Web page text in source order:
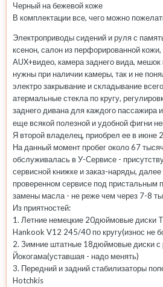
Черный на бежевой коже
В комплектации все, чего можно
Электроприводы сидений и руля с
ксенон, салон из перфорированной
AUX+видео, камера заднего вида, мешок
нужны при наличии камеры, так и не
электро закрывание и складывание
атермальные стекла по кругу,
заднего дивана для каждого пассажира
еще всякой полезной и удобной фигни
Я второй владелец, приобрел ее в июне
На данный момент пробег около 67
обслуживалась в У-Сервисе -
сервисной книжке и заказ-наряды,
проверенном сервисе под пристальным
замены масла - не реже чем через 7-8
Из приятностей:
1. Летние немецкие 20дюймовые диски
Hankook V12 245/40 по кругу(износ не
2. Зимние штатные 18дюймовые диски с
Йокогама(уставшая - надо менять)
3. Передний и задний стабилизаторы
Hotchkis